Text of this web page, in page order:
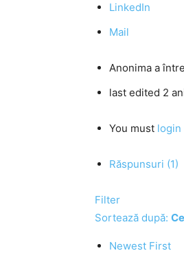
LinkedIn
Mail
Anonima a
last edited 2
You must login
Răspunsuri (1)
Filter
Sortează după:
Newest First